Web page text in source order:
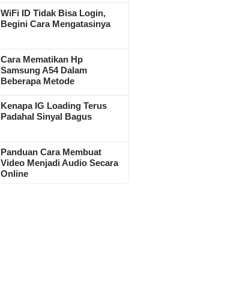
WiFi ID Tidak Bisa Login,
Begini Cara Mengatasinya
Cara Mematikan Hp
Samsung A54 Dalam
Beberapa Metode
Kenapa IG Loading Terus
Padahal Sinyal Bagus
Panduan Cara Membuat
Video Menjadi Audio Secara
Online